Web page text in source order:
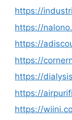
https://
https://
https://
https://
https://
https://
https://